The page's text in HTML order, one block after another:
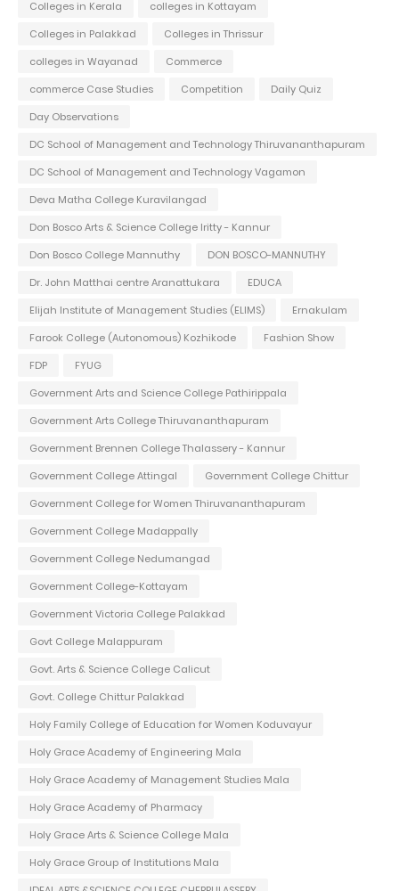
Colleges in Kerala
colleges in Kottayam
Colleges in Palakkad
Colleges in Thrissur
colleges in Wayanad
Commerce
commerce Case Studies
Competition
Daily Quiz
Day Observations
DC School of Management and Technology Thiruvananthapuram
DC School of Management and Technology Vagamon
Deva Matha College Kuravilangad
Don Bosco Arts & Science College Iritty - Kannur
Don Bosco College Mannuthy
DON BOSCO-MANNUTHY
Dr. John Matthai centre Aranattukara
EDUCA
Elijah Institute of Management Studies (ELIMS)
Ernakulam
Farook College (Autonomous) Kozhikode
Fashion Show
FDP
FYUG
Government Arts and Science College Pathirippala
Government Arts College Thiruvananthapuram
Government Brennen College Thalassery - Kannur
Government College Attingal
Government College Chittur
Government College for Women Thiruvananthapuram
Government College Madappally
Government College Nedumangad
Government College-Kottayam
Government Victoria College Palakkad
Govt College Malappuram
Govt. Arts & Science College Calicut
Govt. College Chittur Palakkad
Holy Family College of Education for Women Koduvayur
Holy Grace Academy of Engineering Mala
Holy Grace Academy of Management Studies Mala
Holy Grace Academy of Pharmacy
Holy Grace Arts & Science College Mala
Holy Grace Group of Institutions Mala